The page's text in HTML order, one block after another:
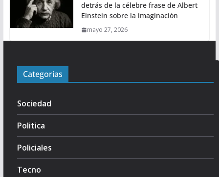
detrás de la célebre frase de Albert
Einstein sobre la imaginación
mayo 27, 2026
Categorias
Sociedad
Politica
Policiales
Tecno